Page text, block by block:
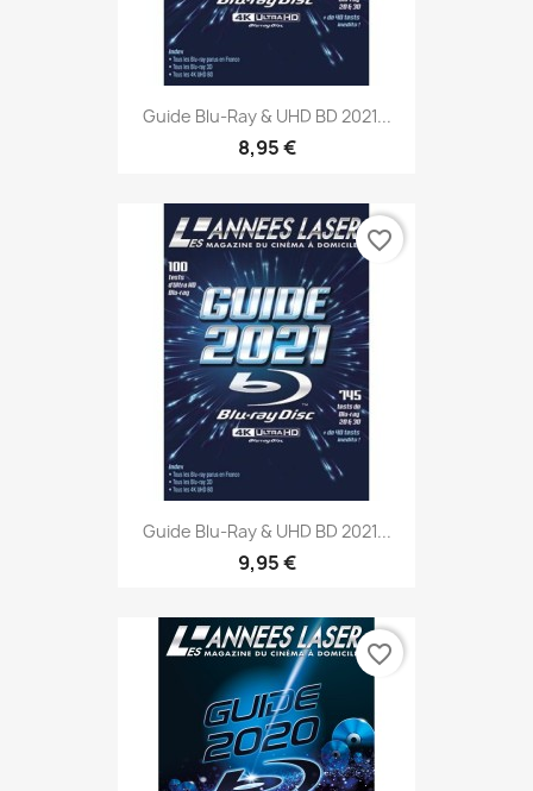
Guide Blu-Ray & UHD BD 2021...
8,95 €
Guide Blu-Ray & UHD BD 2021...
9,95 €
favorite_border
favorite_border